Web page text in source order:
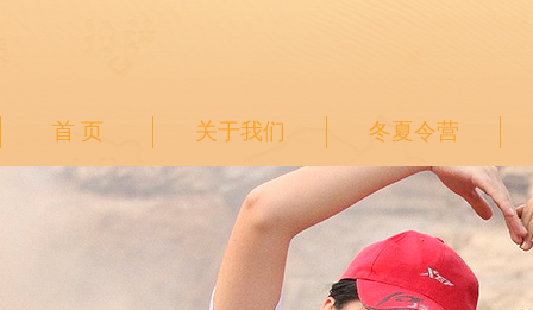
首 页 关于我们 冬夏令营
二级页面banner